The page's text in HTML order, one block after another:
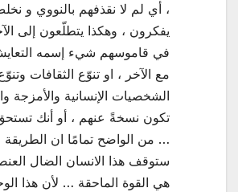
، أي لم لا نقذفهم بالنووي و
يفكرون ، وهكذا يتطلّعون إلى
في قاموسهم شيء إسمه
مع الآخر ، او تنوّع الثقافات
الشخصيات الإنسانية والأمزجة
تكون نسخةً عنهم ، أو أنك تستحق
… من الواضح تمامًا ان الطريقة
ستوقف هذا الانسان الضال
هي القوة الماحقة … لأن هذا